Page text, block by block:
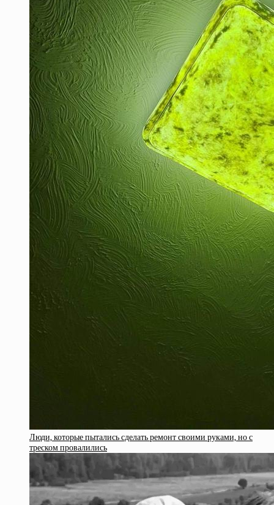
Люди, которые пытались сделать ремонт своими руками, но с
треском провалились